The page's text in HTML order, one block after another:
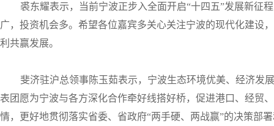
裘东耀表示，当前宁波正步入全面开启“十四五”发展新征
广，投资机会多。希望各位嘉宾多关心关注宁波的现代化建设
利共赢发展。
斐济驻沪总领事陈玉茹表示，宁波生态环境优美、经济发
表团愿为宁波与各方深化合作牵好线搭好桥，促进港口、经贸
情，更好地贯彻落实省委、省政府“两手硬、两战赢”的决策部